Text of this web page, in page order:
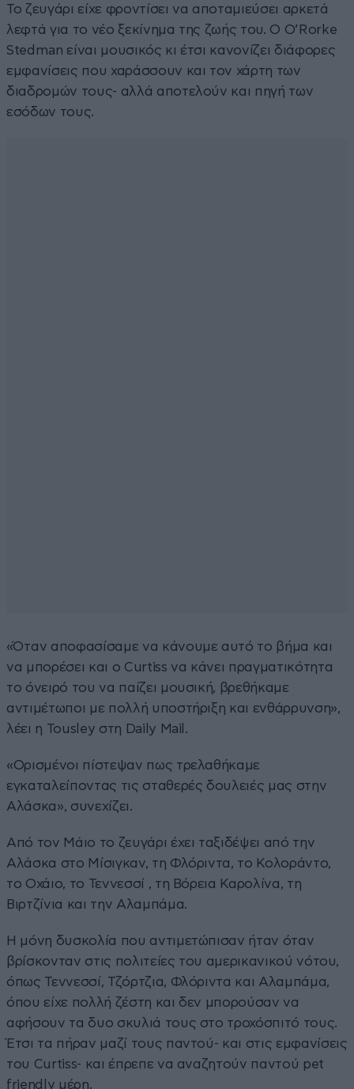
Το ζευγάρι είχε φροντίσει να αποταμιεύσει αρκετά
λεφτά για το νέο ξεκίνημα της ζωής του. Ο O’Rorke
Stedman είναι μουσικός κι έτσι κανονίζει διάφορες
εμφανίσεις που χαράσσουν και τον χάρτη των
διαδρομών τους- αλλά αποτελούν και πηγή των
εσόδων τους.
«Όταν αποφασίσαμε να κάνουμε αυτό το βήμα και
να μπορέσει και ο Curtiss να κάνει πραγματικότητα
το όνειρό του να παίζει μουσική, βρεθήκαμε
αντιμέτωποι με πολλή υποστήριξη και ενθάρρυνση»,
λέει η Tousley στη Daily Mail.
«Ορισμένοι πίστεψαν πως τρελαθήκαμε
εγκαταλείποντας τις σταθερές δουλειές μας στην
Αλάσκα», συνεχίζει.
Από τον Μάιο το ζευγάρι έχει ταξιδέψει από την
Αλάσκα στο Μίσιγκαν, τη Φλόριντα, το Κολοράντο,
το Οχάιο, το Τεννεσσί , τη Βόρεια Καρολίνα, τη
Βιρτζίνια και την Αλαμπάμα.
Η μόνη δυσκολία που αντιμετώπισαν ήταν όταν
βρίσκονταν στις πολιτείες του αμερικανικού νότου,
όπως Τεννεσσί, Τζόρτζια, Φλόριντα και Αλαμπάμα,
όπου είχε πολλή ζέστη και δεν μπορούσαν να
αφήσουν τα δυο σκυλιά τους στο τροχόσπιτό τους.
Έτσι τα πήραν μαζί τους παντού- και στις εμφανίσεις
του Curtiss- και έπρεπε να αναζητούν παντού pet
friendly μέρη.